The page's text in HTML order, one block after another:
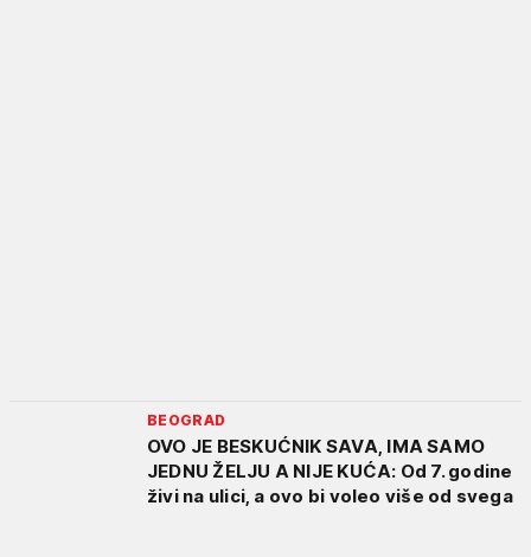
BEOGRAD
OVO JE BESKUĆNIK SAVA, IMA SAMO
JEDNU ŽELJU A NIJE KUĆA: Od 7. godine
živi na ulici, a ovo bi voleo više od svega